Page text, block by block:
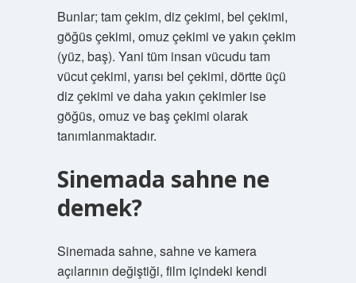
Bunlar; tam çekim, diz çekimi, bel çekimi,
göğüs çekimi, omuz çekimi ve yakın çekim
(yüz, baş). Yani tüm insan vücudu tam
vücut çekimi, yarısı bel çekimi, dörtte üçü
diz çekimi ve daha yakın çekimler ise
göğüs, omuz ve baş çekimi olarak
tanımlanmaktadır.
Sinemada sahne ne
demek?
Sinemada sahne, sahne ve kamera
açılarının değiştiği, film içindeki kendi